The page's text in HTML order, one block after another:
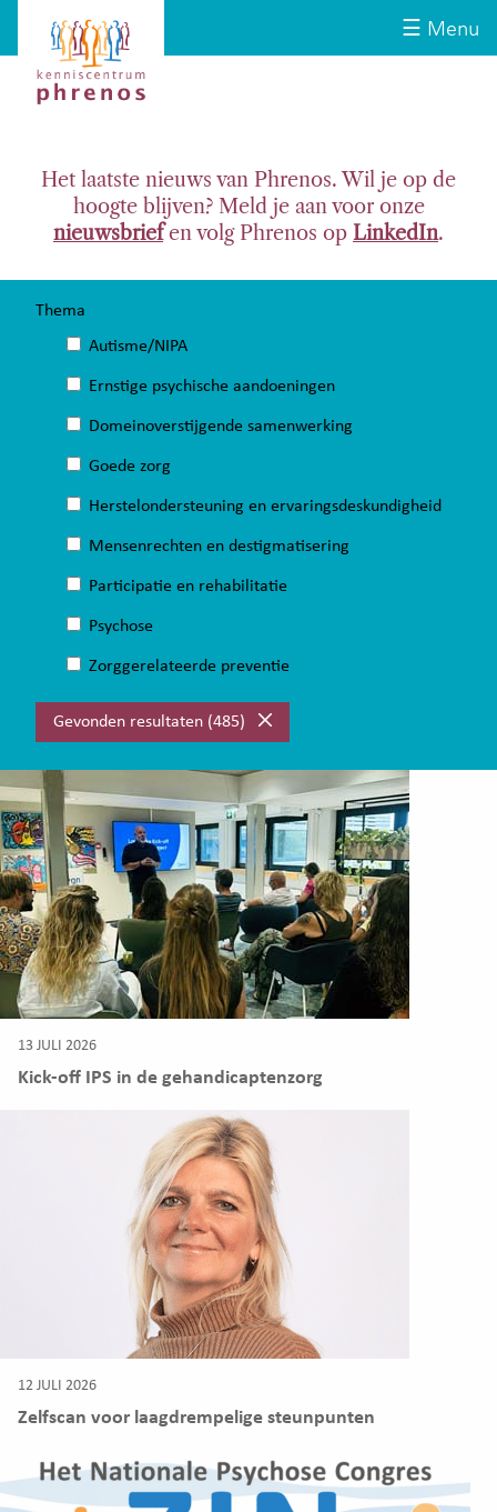
☰ Menu
Kenniscentrum
Phrenos
website
Het laatste nieuws van Phrenos. Wil je op de
hoogte blijven? Meld je aan voor onze
nieuwsbriefen volg Phrenos op LinkedIn.
Thema
Autisme/NIPA
Ernstige psychische aandoeningen
Domeinoverstijgende samenwerking
Goede zorg
Herstelondersteuning en ervaringsdeskundigheid
Mensenrechten en destigmatisering
Participatie en rehabilitatie
Psychose
Zorggerelateerde preventie
Gevonden resultaten (485)
13 JULI 2026
Kick-off IPS in de gehandicaptenzorg
12 JULI 2026
Zelfscan voor laagdrempelige steunpunten